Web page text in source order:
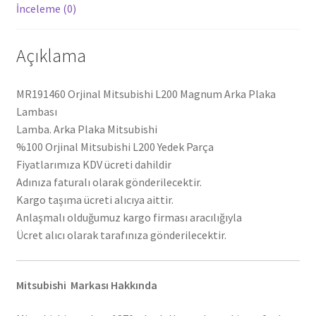
İnceleme (0)
Açıklama
MR191460 Orjinal Mitsubishi L200 Magnum Arka Plaka
Lambası
Lamba. Arka Plaka Mitsubishi
%100 Orjinal Mitsubishi L200 Yedek Parça
Fiyatlarımıza KDV ücreti dahildir
Adınıza faturalı olarak gönderilecektir.
Kargo taşıma ücreti alıcıya aittir.
Anlaşmalı olduğumuz kargo firması aracılığıyla
Ücret alıcı olarak tarafınıza gönderilecektir.
Mitsubishi Markası Hakkında